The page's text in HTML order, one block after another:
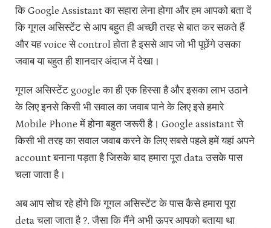
कि Google Assistant का सहारा लेना होगा और हम आपको बता दें
कि गूगल असिस्टेंट से आप बहुत ही अच्छी तरह से बात कर सकते हैं
और यह voice से control होता है इससे आप जो भी पूछेंगे उसका
जवाब या बहुत ही शानदार अंदाज में देखा।
गूगल असिस्टेंट google का ही एक हिस्सा है और इसका लाभ उठाने
के लिए इनसे किसी भी सवाल का जवाब पाने के लिए इसे हमारे
Mobile Phone में होना बहुत जरूरी है। Google assistant से
किसी भी तरह का सवाल जवाब करने के लिए सबसे पहले हमें यहां अपने
account बनाना पड़ता है जिसके बाद हमारा पूरा data उसके पास
चला जाता है।
अब आप सोच रहे होंगे कि गूगल असिस्टेंट के पास कैसे हमारा पूरा
deta चला जाता है ?. जैसा कि मैंने अभी ऊपर आपको बताया था